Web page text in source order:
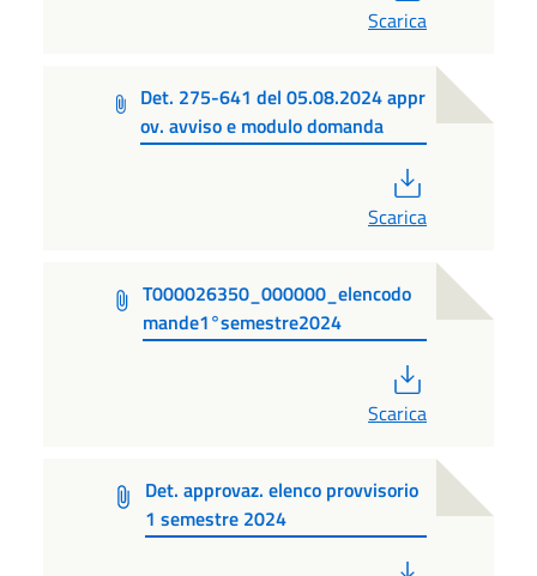
Scarica
Det. 275-641 del 05.08.2024 appr
ov. avviso e modulo domanda
Scarica
T000026350_000000_elencodo
mande1°semestre2024
Scarica
Det. approvaz. elenco provvisorio
1 semestre 2024